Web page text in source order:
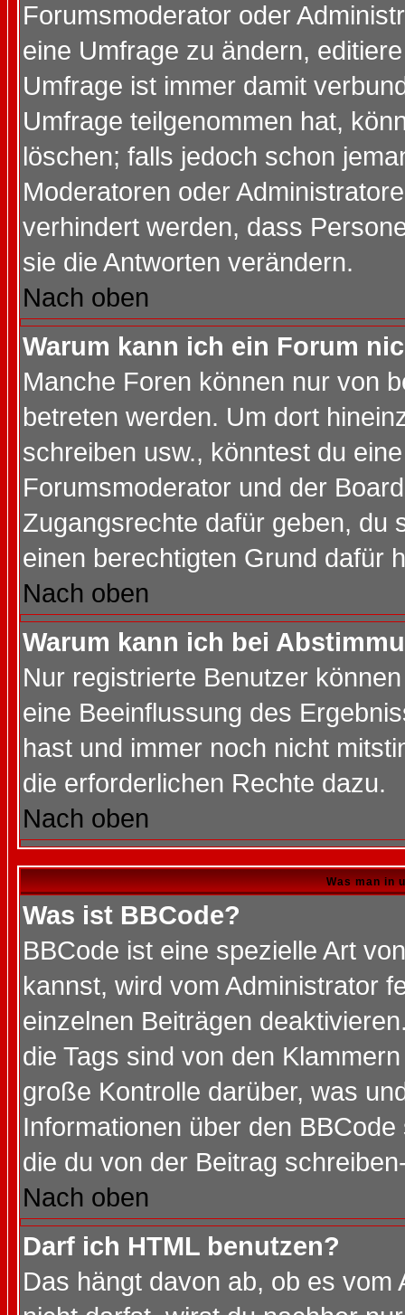
Forumsmoderator oder
eine Umfrage zu ändern,
Umfrage ist immer damit
Umfrage teilgenommen hat,
löschen; falls jedoch schon
Moderatoren oder
verhindert werden, dass
sie die Antworten verändern.
Nach oben
Warum kann ich ein Forum
Manche Foren können nur von
betreten werden. Um dort
schreiben usw., könntest du
Forumsmoderator und der
Zugangsrechte dafür geben, du
einen berechtigten Grund dafür
Nach oben
Warum kann ich bei
Nur registrierte Benutzer
eine Beeinflussung des
hast und immer noch nicht
die erforderlichen Rechte dazu.
Nach oben
Was man in
Was ist BBCode?
BBCode ist eine spezielle Art
kannst, wird vom Administrator
einzelnen Beiträgen
die Tags sind von den
große Kontrolle darüber, was
Informationen über den
die du von der Beitrag
Nach oben
Darf ich HTML benutzen?
Das hängt davon ab, ob es